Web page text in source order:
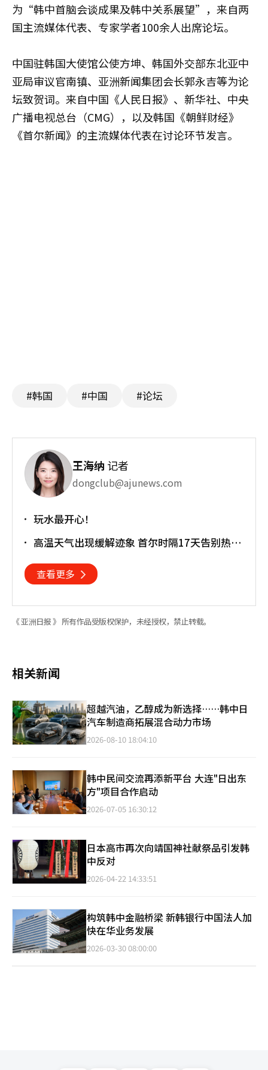
为“韩中首脑会谈成果及韩中关系展望”，来自两
国主流媒体代表、专家学者100余人出席论坛。
中国驻韩国大使馆公使方坤、韩国外交部东北亚中
亚局审议官南镇、亚洲新闻集团会长郭永吉等为论
坛致贺词。来自中国《人民日报》、新华社、中央
广播电视总台（CMG），以及韩国《朝鲜财经》
《首尔新闻》的主流媒体代表在讨论环节发言。
#韩国 #中国 #论坛
王海纳 记者
dongclub@ajunews.com
玩水最开心！
高温天气出现缓解迹象 首尔时隔17天告别热带
查看更多
《 亚洲日报 》 所有作品受版权保护，未经授权，禁止转载。
相关新闻
超越汽油，乙醇成为新选择……韩中日
汽车制造商拓展混合动力市场
2026-08-10 18:04:10
韩中民间交流再添新平台 大连"日出东
方"项目合作启动
2026-07-05 16:30:12
日本高市再次向靖国神社献祭品引发韩
中反对
2026-04-22 14:33:51
构筑韩中金融桥梁 新韩银行中国法人加
快在华业务发展
2026-03-30 08:00:00